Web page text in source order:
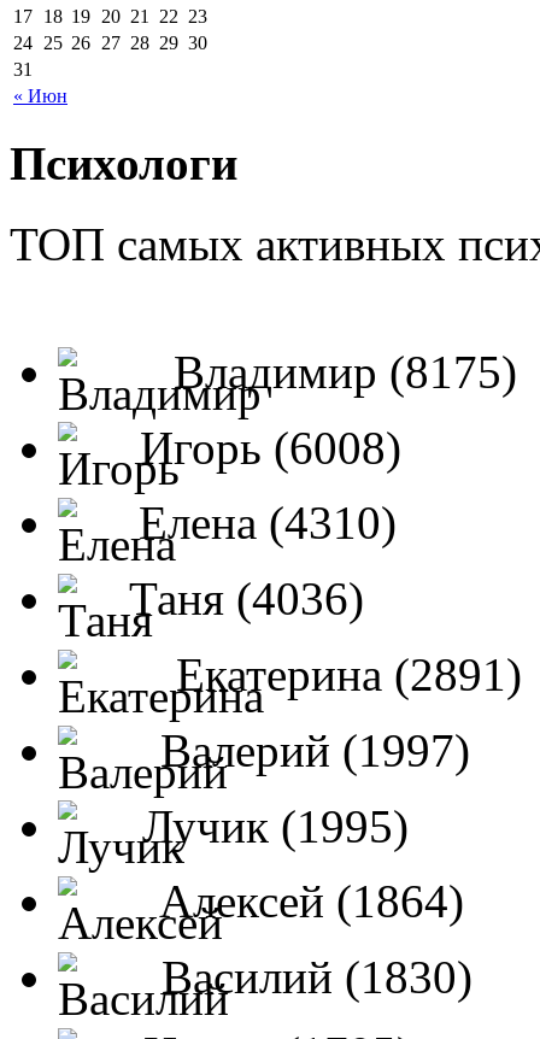
« Июн
17 18 19 20 21 22 23
24 25 26 27 28 29 30
31
Психологи
ТОП самых активных
Владимир (8175)
Игорь (6008)
Елена (4310)
Таня (4036)
Екатерина (2891)
Валерий (1997)
Лучик (1995)
Алексей (1864)
Василий (1830)